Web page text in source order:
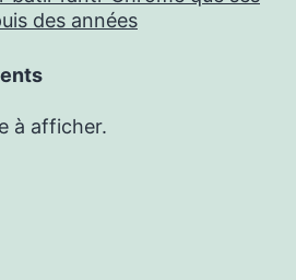
des années
à afficher.